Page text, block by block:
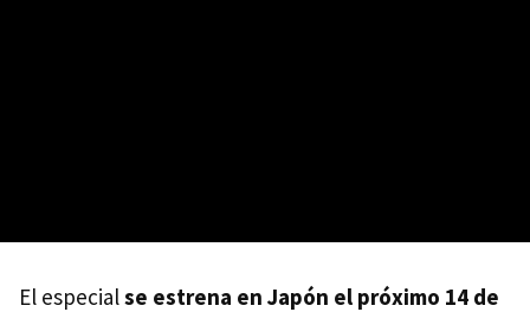
El especialse estrena en Japón el próximo 14 de